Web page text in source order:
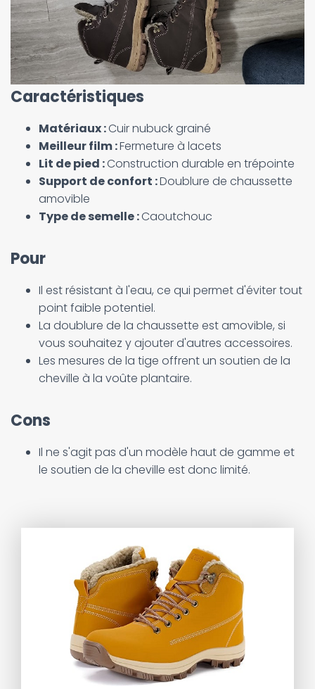
Caractéristiques
Matériaux :Cuir nubuck grainé
Meilleur film :Fermeture à lacets
Lit de pied :Construction durable en trépointe
Support de confort :Doublure de chaussette
amovible
Type de semelle :Caoutchouc
Pour
Il est résistant à l'eau, ce qui permet d'éviter tout
point faible potentiel.
La doublure de la chaussette est amovible, si
vous souhaitez y ajouter d'autres accessoires.
Les mesures de la tige offrent un soutien de la
cheville à la voûte plantaire.
Cons
Il ne s'agit pas d'un modèle haut de gamme et
le soutien de la cheville est donc limité.